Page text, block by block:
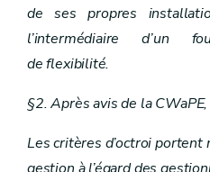
de ses propres
l’intermédiaire d’un
de flexibilité.
§2. Après avis de la
Les critères d’octroi